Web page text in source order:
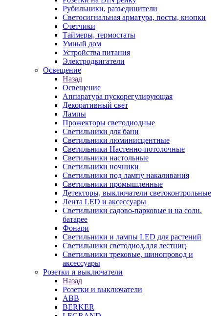
Рубильники, разъединители
Светосигнальная арматура, посты, кнопки
Счетчики
Таймеры, термостаты
Умный дом
Устройства питания
Электродвигатели
Освещение
Назад
Освещение
Аппаратура пускорегулирующая
Декоративный свет
Лампы
Прожекторы светодиодные
Светильники для бани
Светильники люминисцентные
Светильники Настенно-потолочные
Светильники настольные
Светильники ночники
Светильники под лампу накаливания
Светильники промышленные
Детекторы, выключатели светоконтрольные
Лента LED и аксессуары
Светильники садово-парковые и на солн.
батарее
Фонари
Светильники и лампы LED для растений
Светильники светодиод.для лестниц
Светильники трековые, шинопровод и
аксессуары
Розетки и выключатели
Назад
Розетки и выключатели
ABB
BERKER